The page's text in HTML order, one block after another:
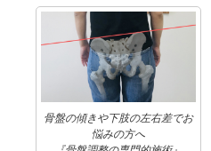
骨盤の傾きや下肢の左右差でお
悩みの方へ